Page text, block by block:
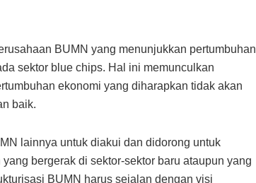
BUMN yang menunjukkan pertumbuhan
sektor blue chips. Hal ini memunculkan
ekonomi yang diharapkan tidak akan
baik.
lainnya untuk diakui dan didorong untuk
bergerak di sektor-sektor baru ataupun yang
BUMN harus sejalan dengan visi